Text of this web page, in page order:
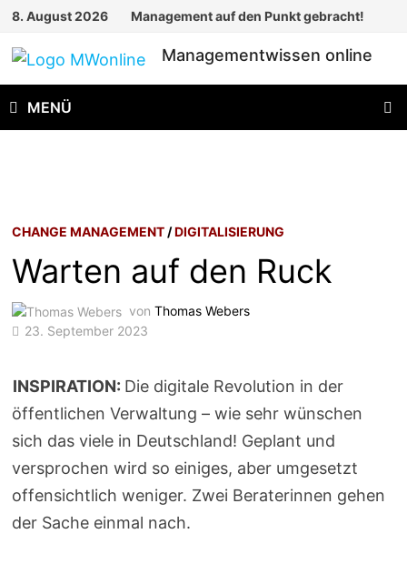
Zum
springen
8. August 2026 Management auf den Punkt gebracht!
Managementwissen online
MENÜ
CHANGE MANAGEMENT /DIGITALISIERUNG
Warten auf den Ruck
vonThomas Webers
23. September 2023
INSPIRATION: Die digitale Revolution in der
öffentlichen Verwaltung – wie sehr wünschen
sich das viele in Deutschland! Geplant und
versprochen wird so einiges, aber umgesetzt
offensichtlich weniger. Zwei Beraterinnen gehen
der Sache einmal nach.